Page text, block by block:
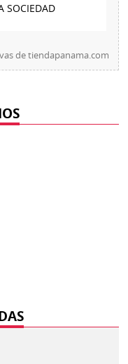
SOCIEDAD
detiendapanama.com